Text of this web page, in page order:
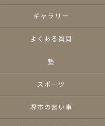
ギャラリー
よくある質問
塾
スポーツ
堺市の習い事